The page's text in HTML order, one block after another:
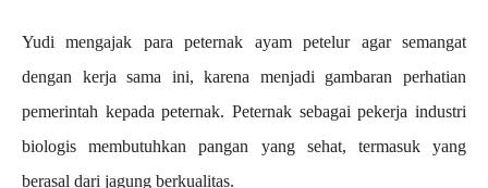
Yudi mengajak para peternak ayam petelur agar semangat
dengan kerja sama ini, karena menjadi gambaran perhatian
pemerintah kepada peternak. Peternak sebagai pekerja industri
biologis membutuhkan pangan yang sehat, termasuk yang
berasal dari jagung berkualitas.